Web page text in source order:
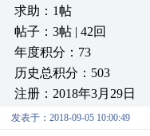
求助：1帖
帖子：3帖 | 42回
年度积分：73
历史总积分：503
注册：2018年3月29日
发表于：2018-09-05 10:00:49